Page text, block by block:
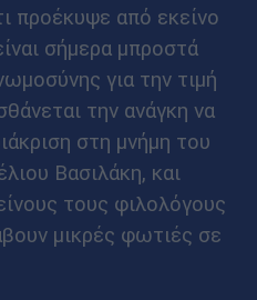
προέκυψε από εκείνο
σήμερα μπροστά
για την τιμή
την ανάγκη να
στη μνήμη του
Βασιλάκη, και
τους φιλολόγους
μικρές φωτιές σε